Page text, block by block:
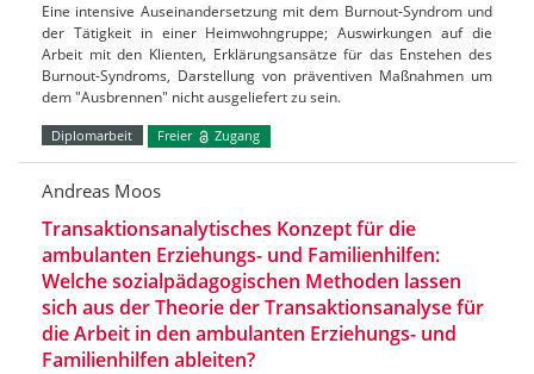
Eine intensive Auseinandersetzung mit dem Burnout-Syndrom und
der Tätigkeit in einer Heimwohngruppe; Auswirkungen auf die
Arbeit mit den Klienten, Erklärungsansätze für das Enstehen des
Burnout-Syndroms, Darstellung von präventiven Maßnahmen um
dem "Ausbrennen" nicht ausgeliefert zu sein.
Diplomarbeit Freier Zugang
Andreas Moos
Transaktionsanalytisches Konzept für die
ambulanten Erziehungs- und Familienhilfen:
Welche sozialpädagogischen Methoden lassen
sich aus der Theorie der Transaktionsanalyse für
die Arbeit in den ambulanten Erziehungs- und
Familienhilfen ableiten?